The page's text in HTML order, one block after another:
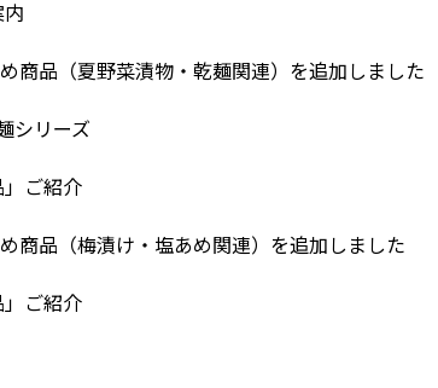
商品（夏野菜漬物・乾麺関連）を追加しました
シリーズ
ご紹介
商品（梅漬け・塩あめ関連）を追加しました
ご紹介